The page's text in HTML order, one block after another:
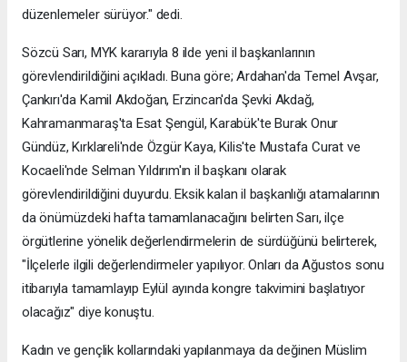
düzenlemeler sürüyor." dedi.
Sözcü Sarı, MYK kararıyla 8 ilde yeni il başkanlarının
görevlendirildiğini açıkladı. Buna göre; Ardahan'da Temel Avşar,
Çankırı'da Kamil Akdoğan, Erzincan'da Şevki Akdağ,
Kahramanmaraş'ta Esat Şengül, Karabük'te Burak Onur
Gündüz, Kırklareli'nde Özgür Kaya, Kilis'te Mustafa Curat ve
Kocaeli'nde Selman Yıldırım'ın il başkanı olarak
görevlendirildiğini duyurdu. Eksik kalan il başkanlığı atamalarının
da önümüzdeki hafta tamamlanacağını belirten Sarı, ilçe
örgütlerine yönelik değerlendirmelerin de sürdüğünü belirterek,
"İlçelerle ilgili değerlendirmeler yapılıyor. Onları da Ağustos sonu
itibarıyla tamamlayıp Eylül ayında kongre takvimini başlatıyor
olacağız" diye konuştu.
Kadın ve gençlik kollarındaki yapılanmaya da değinen Müslim